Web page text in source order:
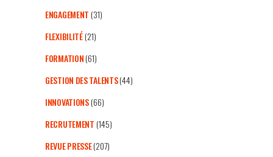
ENGAGEMENT(31)
FLEXIBILITÉ(21)
FORMATION(61)
GESTION DES TALENTS(44)
INNOVATIONS(66)
RECRUTEMENT(145)
REVUE PRESSE(207)